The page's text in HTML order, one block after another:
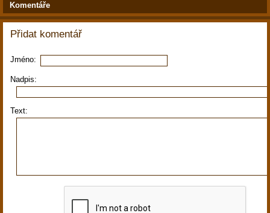
Komentáře
Přidat komentář
Jméno:
Nadpis:
Text: